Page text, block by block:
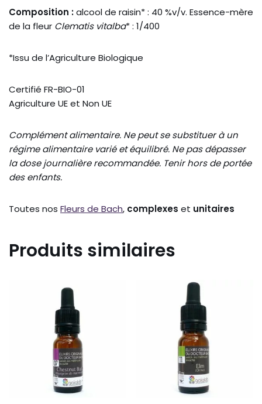
Composition :alcool de raisin* : 40 %v/v. Essence-mère
de la fleur Clematis vitalba* : 1/400
*Issu de l’Agriculture Biologique
Certifié FR-BIO-01
Agriculture UE et Non UE
Complément alimentaire. Ne peut se substituer à un
régime alimentaire varié et équilibré. Ne pas dépasser
la dose journalière recommandée. Tenir hors de portée
des enfants.
Toutes nos Fleurs de Bach, complexes et unitaires
Produits similaires